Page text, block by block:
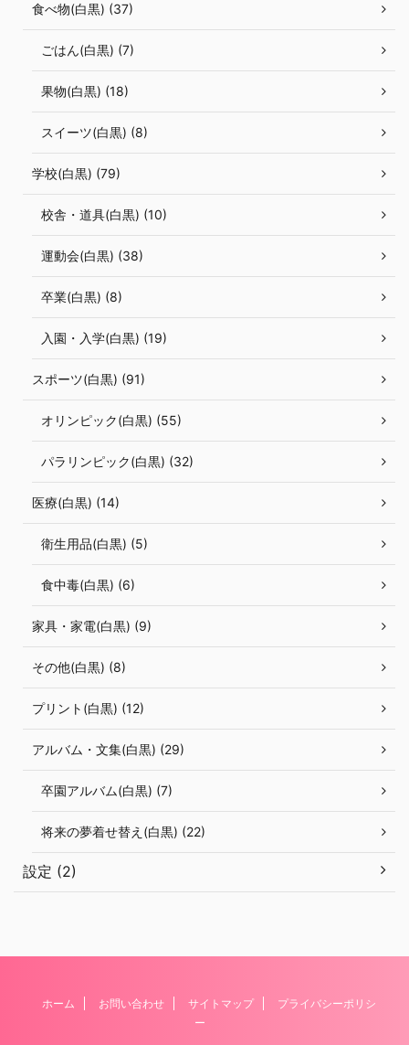
食べ物(白黒) (37)
ごはん(白黒) (7)
果物(白黒) (18)
スイーツ(白黒) (8)
学校(白黒) (79)
校舎・道具(白黒) (10)
運動会(白黒) (38)
卒業(白黒) (8)
入園・入学(白黒) (19)
スポーツ(白黒) (91)
オリンピック(白黒) (55)
パラリンピック(白黒) (32)
医療(白黒) (14)
衛生用品(白黒) (5)
食中毒(白黒) (6)
家具・家電(白黒) (9)
その他(白黒) (8)
プリント(白黒) (12)
アルバム・文集(白黒) (29)
卒園アルバム(白黒) (7)
将来の夢着せ替え(白黒) (22)
設定 (2)
ホーム お問い合わせ サイトマップ
プライバシーポリシ
ー